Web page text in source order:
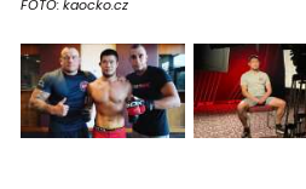
FOTO: kaocko.cz